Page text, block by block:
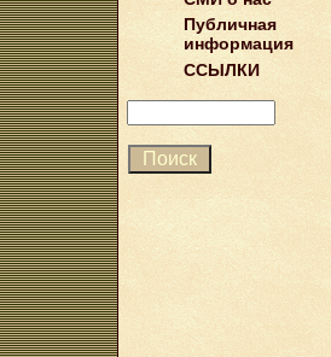
Публичная
информация
ССЫЛКИ